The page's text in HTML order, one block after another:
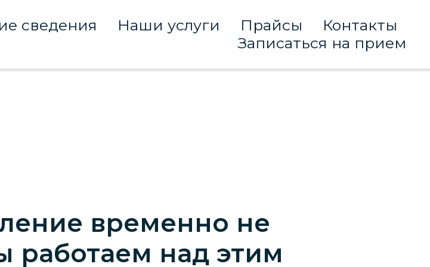
сведения Наши услуги Прайсы
Контакты
Записаться на прием
временно не
работаем над этим